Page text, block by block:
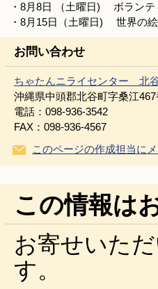
・8月8日 （土曜日) ボランテ
・8月15日（土曜日) 世界の絵
お問い合わせ
ちゃたんニライセンター 北
沖縄県中頭郡北谷町字桑江
電話：098-936-3542
FAX：098-936-4567
このページの作成担当に
この情報は
お寄せいた
す。